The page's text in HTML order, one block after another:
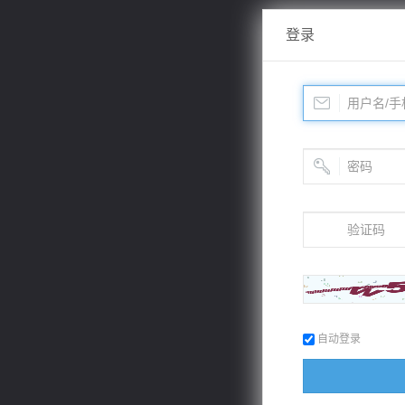
登录
自动登录